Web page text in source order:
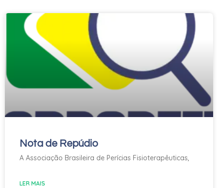
Nota de Repúdio
A Associação Brasileira de Perícias Fisioterapêuticas,
LER MAIS